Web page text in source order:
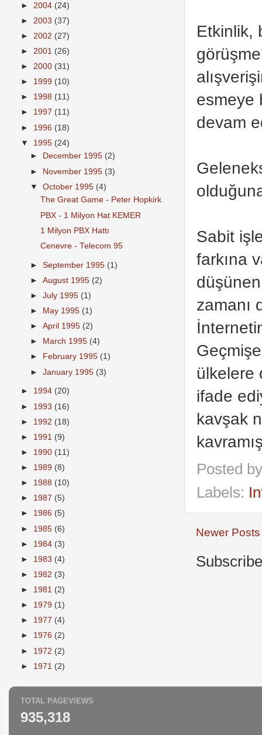
Etkinlik,
esmeye
devam
Sabit
farkına
zamanı
ülkelere
ifade
kavşak
Posted
Labels:
Newer Posts
► 2004 (24)
► 2003 (37)
► 2002 (27)
► 2001 (26)
► 2000 (31)
► 1999 (10)
► 1998 (11)
► 1997 (11)
► 1996 (18)
▼ 1995 (24)
►
December 1995 (2)
► November 1995 (3)
▼October 1995 (4)
The Great Game - Peter Hopkirk
PBX - 1 Milyon Hat KEMER
1 Milyon PBX Hattı
Cenevre - Telecom 95
►September 1995 (1)
►August 1995 (2)
►July 1995 (1)
►
May 1995 (1)
►April 1995 (2)
►
March 1995 (4)
►
February 1995 (1)
►January 1995 (3)
► 1994 (20)
► 1993 (16)
► 1992 (18)
► 1991 (9)
► 1990 (11)
► 1989 (8)
► 1988 (10)
► 1987 (5)
► 1986 (5)
► 1985 (6)
► 1984 (3)
► 1983 (4)
► 1982 (3)
► 1981 (2)
► 1979 (1)
► 1977 (4)
► 1976 (2)
► 1972 (2)
► 1971 (2)
TOTAL PAGEVIEWS
935,318